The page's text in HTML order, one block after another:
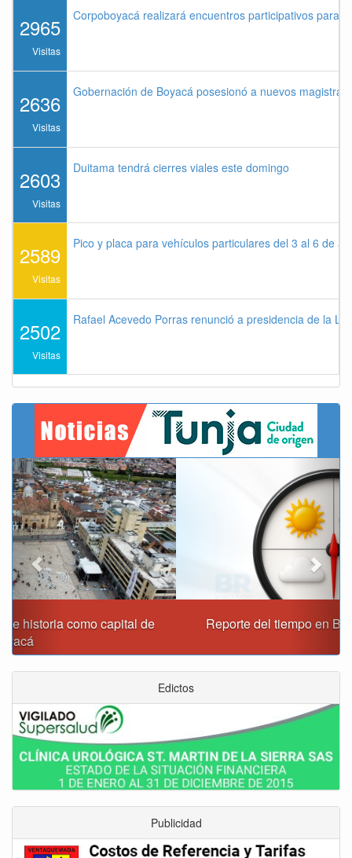
2965
Visitas
Corpoboyacá realizará encuentros participativos para
2636
Visitas
Gobernación de Boyacá posesionó a nuevos
2603
Visitas
Duitama tendrá cierres viales este domingo
2589
Visitas
Pico y placa para vehículos particulares del 3 al 6 de
2502
Visitas
Rafael Acevedo Porras renunció a presidencia de la
Reporte del tiempo en Boyacá para el miércoles
Previous Next
Edictos
Publicidad